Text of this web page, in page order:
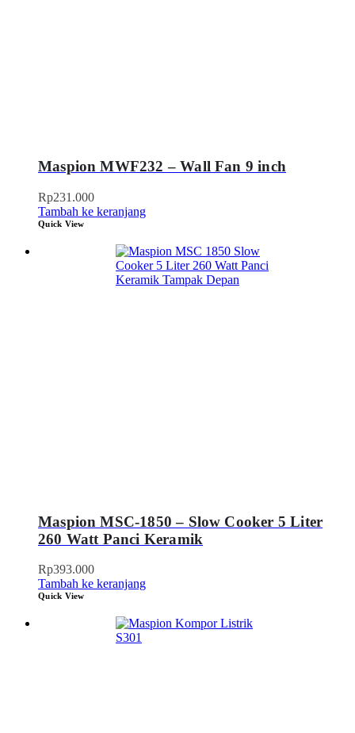
Maspion MWF232 – Wall Fan 9 inch
Rp231.000
Tambah ke keranjang
Quick View
Maspion MSC-1850 – Slow Cooker 5 Liter
260 Watt Panci Keramik
Rp393.000
Tambah ke keranjang
Quick View